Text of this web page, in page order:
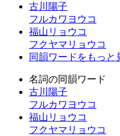
古川陽子
フルカワヨウコ
福山リョウコ
フクヤマリョウコ
同韻ワードをもっと
名詞の同韻ワード
古川陽子
フルカワヨウコ
福山リョウコ
フクヤマリョウコ